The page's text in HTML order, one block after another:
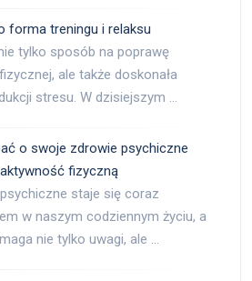
forma treningu i relaksu
tylko sposób na poprawę
ale także doskonała
stresu. W dzisiejszym …
o swoje zdrowie psychiczne
fizyczną
staje się coraz
w naszym codziennym życiu, a
nie tylko uwagi, ale …